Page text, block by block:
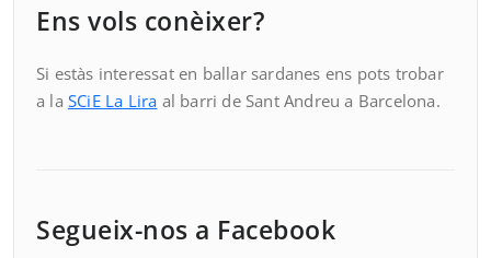
Ens vols conèixer?
Si estàs interessat en ballar sardanes ens pots trobar
a la SCiE La Lira al barri de Sant Andreu a Barcelona.
Segueix-nos a Facebook